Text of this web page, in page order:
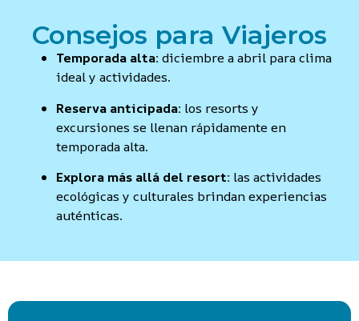
Consejos para Viajeros
Temporada alta: diciembre a abril para clima
ideal y actividades.
Reserva anticipada: los resorts y
excursiones se llenan rápidamente en
temporada alta.
Explora más allá del resort: las actividades
ecológicas y culturales brindan experiencias
auténticas.